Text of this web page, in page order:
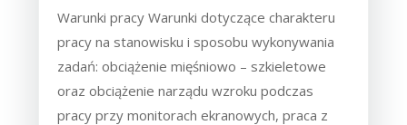
Warunki pracy Warunki dotyczące charakteru
pracy na stanowisku i sposobu wykonywania
zadań: obciążenie mięśniowo – szkieletowe
oraz obciążenie narządu wzroku podczas
pracy przy monitorach ekranowych, praca z